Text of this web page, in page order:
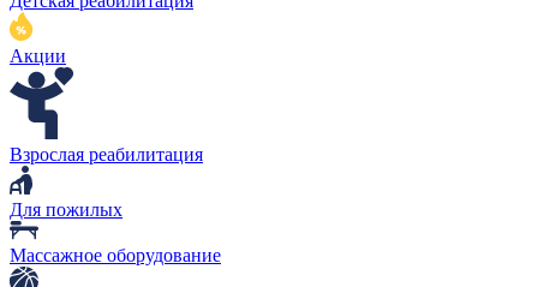
Акции
Взрослая реабилитация
Для пожилых
Массажное оборудование